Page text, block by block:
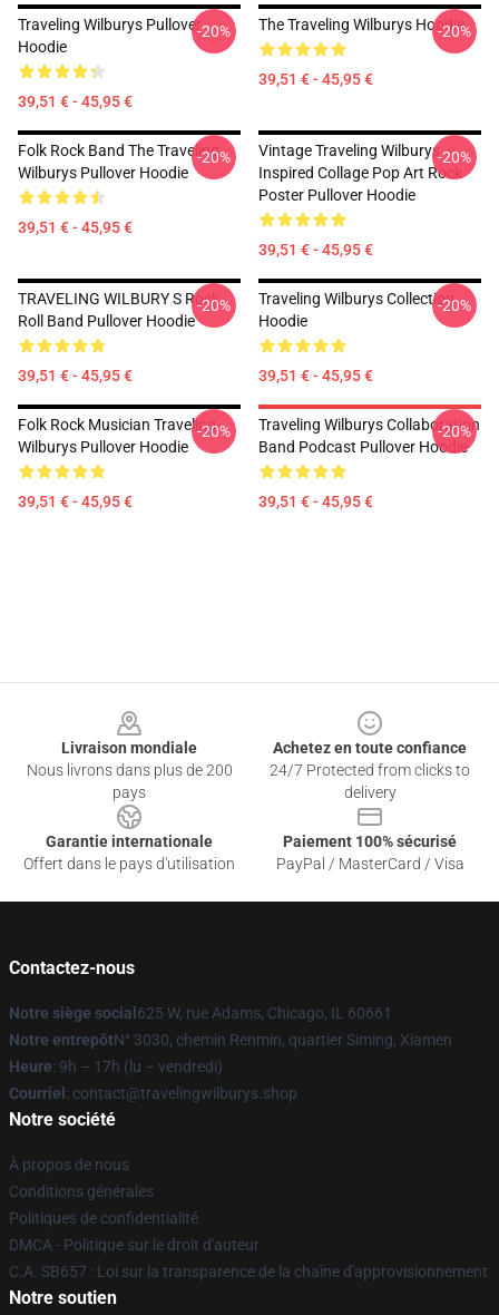
Traveling Wilburys Pullover
Hoodie
39,51 € - 45,95 €
-20% The Traveling Wilburys Hoodie
39,51 € - 45,95 €
-20%
Folk Rock Band The Traveling
Wilburys Pullover Hoodie
39,51 € - 45,95 €
-20%
Vintage Traveling Wilburys
Inspired Collage Pop Art Rock
Poster Pullover Hoodie
39,51 € - 45,95 €
-20%
TRAVELING WILBURY S Rock
Roll Band Pullover Hoodie
39,51 € - 45,95 €
-20%
Traveling Wilburys Collection
Hoodie
39,51 € - 45,95 €
-20%
Folk Rock Musician Traveling
Wilburys Pullover Hoodie
39,51 € - 45,95 €
-20%
Traveling Wilburys Collaboration
Band Podcast Pullover Hoodie
39,51 € - 45,95 €
-20%
Livraison mondiale
Nous livrons dans plus de 200
pays
Achetez en toute confiance
24/7 Protected from clicks to
delivery
Garantie internationale
Offert dans le pays d'utilisation
Paiement 100% sécurisé
PayPal / MasterCard / Visa
Contactez-nous
Notre siège social 625 W, rue Adams, Chicago, IL 60661
Notre entrepôtN° 3030, chemin Renmin, quartier Siming, Xiamen
Heure: 9h – 17h (lu – vendredi)
Courriel : contact@travelingwilburys.shop
Notre société
À propos de nous
Conditions générales
Politiques de confidentialité
DMCA - Politique sur le droit d'auteur
C.A. SB657 : Loi sur la transparence de la chaîne d'approvisionnement
Notre soutien